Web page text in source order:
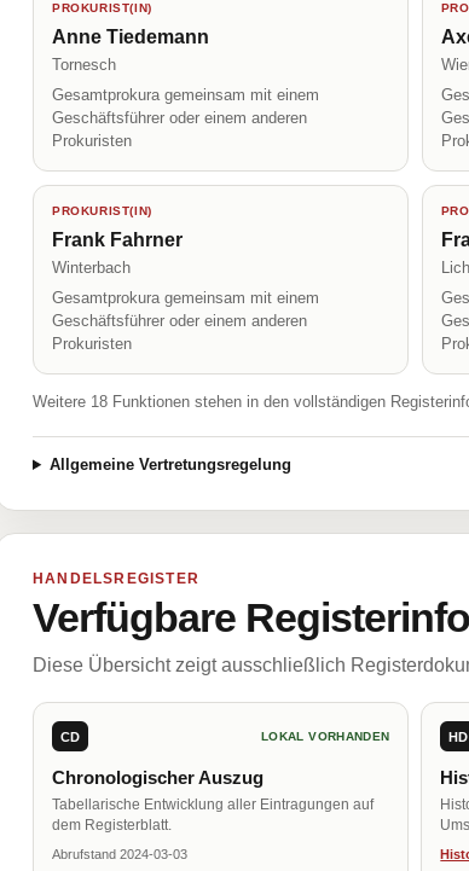
PROKURIST(IN)
Anne Tiedemann
Tornesch
Gesamtprokura gemeinsam mit einem
Geschäftsführer oder einem anderen
Prokuristen
PROKURIST(IN)
Frank Fahrner
Winterbach
Gesamtprokura gemeinsam mit einem
Geschäftsführer oder einem anderen
Prokuristen
Lich
Weitere 18 Funktionen stehen in den vollständigen
Allgemeine Vertretungsregelung
HANDELSREGISTER
Verfügbare
Diese Übersicht zeigt ausschließlich
CD LOKAL VORHANDEN
Chronologischer Auszug
Tabellarische Entwicklung aller Eintragungen auf
dem Registerblatt.
Abrufstand 2024-03-03
HD